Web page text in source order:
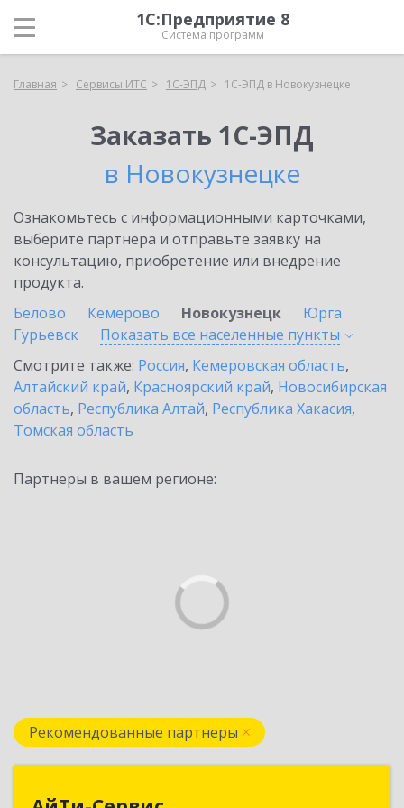
1С:Предприятие 8
Система программ
Главная Сервисы ИТС 1С-ЭПД 1С-ЭПД в Новокузнецке
Заказать 1С-ЭПД
в Новокузнецке
Ознакомьтесь с информационными карточками,
выберите партнёра и отправьте заявку на
консультацию, приобретение или внедрение
продукта.
Белово
Кемерово Новокузнецк
Юрга
Гурьевск
Показать все населенные пункты
Смотрите также: Россия, Кемеровская область,
Алтайский край, Красноярский край, Новосибирская
область, Республика Алтай, Республика Хакасия,
Томская область
Партнеры в вашем регионе:
Рекомендованные партнеры